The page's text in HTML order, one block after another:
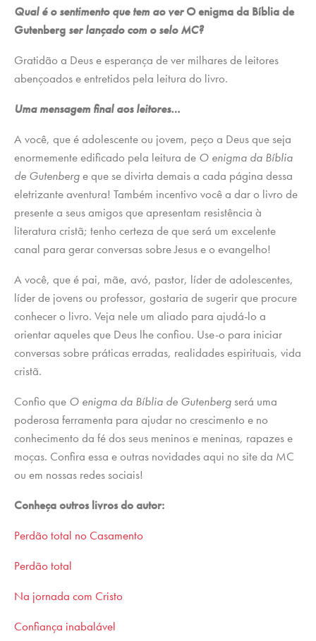
Qual é o sentimento que tem ao verO enigma da Bíblia de
Gutenberg ser lançado com o selo MC?
Gratidão a Deus e esperança de ver milhares de leitores
abençoados e entretidos pela leitura do livro.
Uma mensagem final aos leitores…
A você, que é adolescente ou jovem, peço a Deus que seja
enormemente edificado pela leitura de O enigma da Bíblia
de Gutenberge que se divirta demais a cada página dessa
eletrizante aventura! Também incentivo você a dar o livro de
presente a seus amigos que apresentam resistência à
literatura cristã; tenho certeza de que será um excelente
canal para gerar conversas sobre Jesus e o evangelho!
A você, que é pai, mãe, avó, pastor, líder de adolescentes,
líder de jovens ou professor, gostaria de sugerir que procure
conhecer o livro. Veja nele um aliado para ajudá-lo a
orientar aqueles que Deus lhe confiou. Use-o para iniciar
conversas sobre práticas erradas, realidades espirituais, vida
cristã.
Confio que O enigma da Bíblia de Gutenberg será uma
poderosa ferramenta para ajudar no crescimento e no
conhecimento da fé dos seus meninos e meninas, rapazes e
moças. Confira essa e outras novidades aqui no site da MC
ou em nossas redes sociais!
Conheça outros livros do autor:
Perdão total no Casamento
Perdão total
Na jornada com Cristo
Confiança inabalável